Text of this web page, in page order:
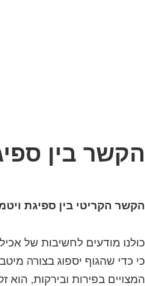
הקשר בין
הקשר הקריטי בין ספיגת
כולנו מודעים לחשיבות של
כי כדי שהגוף יספוג בצורה
המצויים בפירות ובירקות, הוא